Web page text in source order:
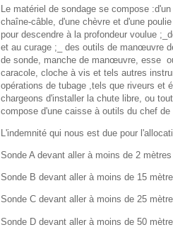
Le matériel de sondage se compose
chaîne-câble, d'une chèvre et d'une
pour descendre à la profondeur voulue
et au curage ;_ des outils de manœuvre
de sonde, manche de manœuvre, esse
caracole, cloche à vis et tels autres
opérations de tubage ,tels que riveurs et
chargeons d'installer la chute libre, ou
compose d'une caisse à outils du chef
L'indemnité qui nous est due pour
Sonde A devant aller à moins de 2
Sonde B devant aller à moins de 15
Sonde C devant aller à moins de 25
Sonde D devant aller à moins de 50